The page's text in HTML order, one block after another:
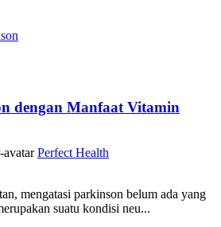
dengan Manfaat Vitamin
Perfect Health
mengatasi parkinson belum ada yang
suatu kondisi neu...